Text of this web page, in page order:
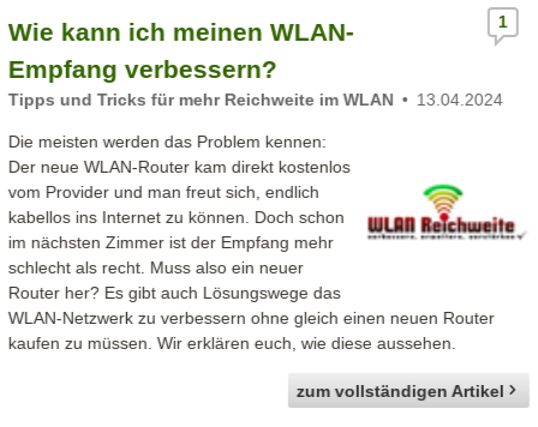
Wie kann ich meinen WLAN-
Empfang verbessern?
Tipps und Tricks für mehr Reichweite im WLAN 13.04.2024
1
Die meisten werden das Problem kennen:
Der neue WLAN-Router kam direkt kostenlos
vom Provider und man freut sich, endlich
kabellos ins Internet zu können. Doch schon
im nächsten Zimmer ist der Empfang mehr
schlecht als recht. Muss also ein neuer
Router her? Es gibt auch Lösungswege das
WLAN-Netzwerk zu verbessern ohne gleich einen neuen Router
kaufen zu müssen. Wir erklären euch, wie diese aussehen.
zum vollständigen Artikel